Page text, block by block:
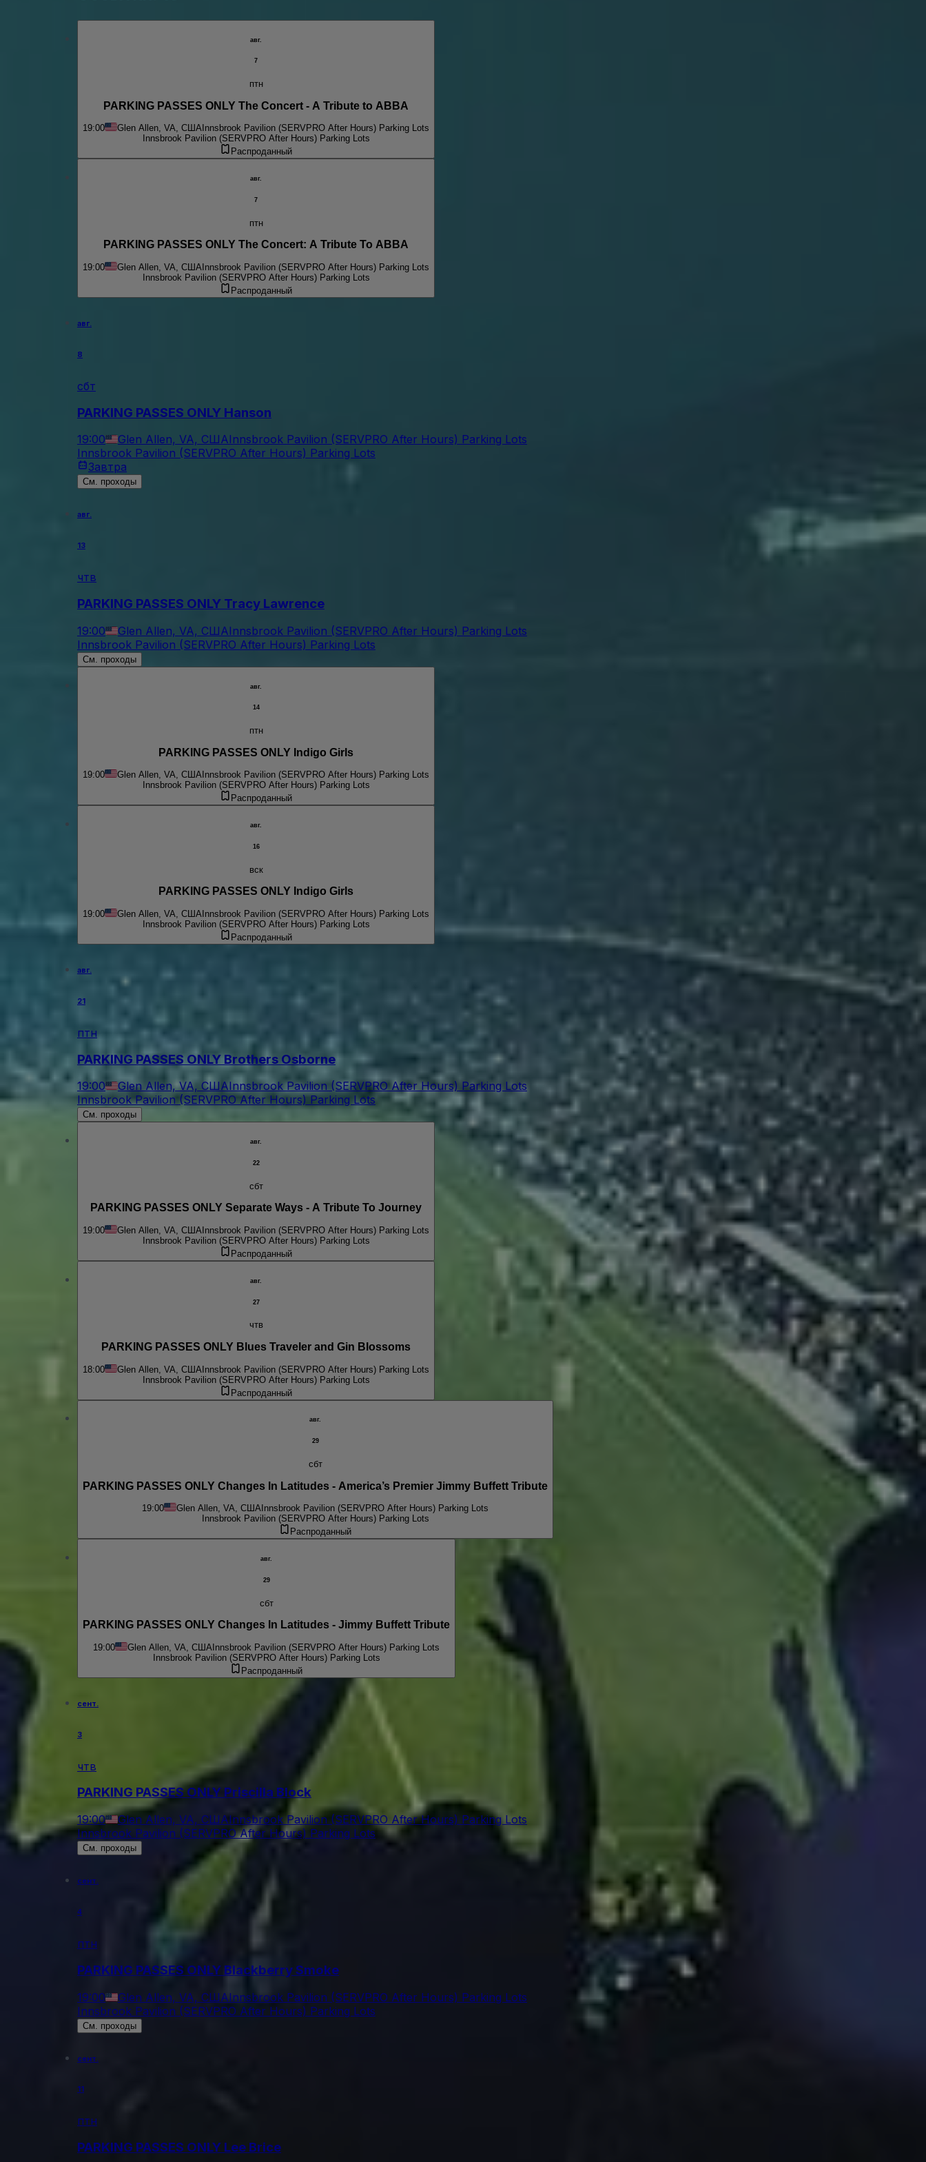
авг.
7
птн
PARKING PASSES ONLY The Concert - A Tribute to ABBA
19:00 Glen Allen, VA, США Innsbrook Pavilion (SERVPRO After Hours) Parking Lots
Innsbrook Pavilion (SERVPRO After Hours) Parking Lots
Распроданный
авг.
7
птн
PARKING PASSES ONLY The Concert: A Tribute To ABBA
19:00 Glen Allen, VA, США Innsbrook Pavilion (SERVPRO After Hours) Parking Lots
Innsbrook Pavilion (SERVPRO After Hours) Parking Lots
Распроданный
авг.
8
сбт
PARKING PASSES ONLY Hanson
19:00 Glen Allen, VA, СШАInnsbrook Pavilion (SERVPRO After Hours) Parking Lots
Innsbrook Pavilion (SERVPRO After Hours) Parking Lots
Завтра
См. проходы
авг.
13
чтв
PARKING PASSES ONLY Tracy Lawrence
19:00 Glen Allen, VA, СШАInnsbrook Pavilion (SERVPRO After Hours) Parking Lots
Innsbrook Pavilion (SERVPRO After Hours) Parking Lots
См. проходы
авг.
14
птн
PARKING PASSES ONLY Indigo Girls
19:00 Glen Allen, VA, США Innsbrook Pavilion (SERVPRO After Hours) Parking Lots
Innsbrook Pavilion (SERVPRO After Hours) Parking Lots
Распроданный
авг.
16
вск
PARKING PASSES ONLY Indigo Girls
19:00 Glen Allen, VA, США Innsbrook Pavilion (SERVPRO After Hours) Parking Lots
Innsbrook Pavilion (SERVPRO After Hours) Parking Lots
Распроданный
авг.
21
птн
PARKING PASSES ONLY Brothers Osborne
19:00 Glen Allen, VA, СШАInnsbrook Pavilion (SERVPRO After Hours) Parking Lots
Innsbrook Pavilion (SERVPRO After Hours) Parking Lots
См. проходы
авг.
22
сбт
PARKING PASSES ONLY Separate Ways - A Tribute To Journey
19:00 Glen Allen, VA, США Innsbrook Pavilion (SERVPRO After Hours) Parking Lots
Innsbrook Pavilion (SERVPRO After Hours) Parking Lots
Распроданный
авг.
27
чтв
PARKING PASSES ONLY Blues Traveler and Gin Blossoms
18:00 Glen Allen, VA, СШАInnsbrook Pavilion (SERVPRO After Hours) Parking Lots
Innsbrook Pavilion (SERVPRO After Hours) Parking Lots
Распроданный
авг.
29
сбт
PARKING PASSES ONLY Changes In Latitudes - America’s Premier Jimmy Buffett Tribute
19:00 Glen Allen, VA, США Innsbrook Pavilion (SERVPRO After Hours) Parking Lots
Innsbrook Pavilion (SERVPRO After Hours) Parking Lots
Распроданный
авг.
29
сбт
PARKING PASSES ONLY Changes In Latitudes - Jimmy Buffett Tribute
19:00 Glen Allen, VA, США Innsbrook Pavilion (SERVPRO After Hours) Parking Lots
Innsbrook Pavilion (SERVPRO After Hours) Parking Lots
Распроданный
сент.
3
чтв
PARKING PASSES ONLY Priscilla Block
19:00 Glen Allen, VA, СШАInnsbrook Pavilion (SERVPRO After Hours) Parking Lots
Innsbrook Pavilion (SERVPRO After Hours) Parking Lots
См. проходы
сент.
4
птн
PARKING PASSES ONLY Blackberry Smoke
19:00 Glen Allen, VA, СШАInnsbrook Pavilion (SERVPRO After Hours) Parking Lots
Innsbrook Pavilion (SERVPRO After Hours) Parking Lots
См. проходы
сент.
11
птн
PARKING PASSES ONLY Lee Brice